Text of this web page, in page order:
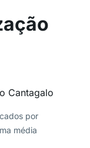
Cantagalo
por
média